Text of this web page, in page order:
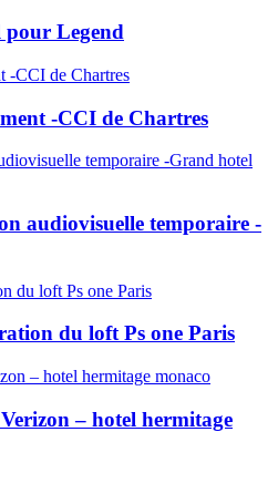
Legend
-CCI de Chartres
audiovisuelle temporaire -
du loft Ps one Paris
– hotel hermitage